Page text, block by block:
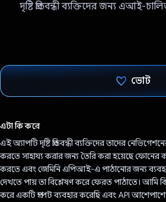
দৃষ্টি প্রতিবন্ধী ব্যক্তিদের জন্য এআই-
ভোট
এটা কি করে
এই অ্যাপটি দৃষ্টি প্রতিবন্ধী ব্যক্তিদের তাদের
করতে সাহায্য করার জন্য তৈরি করা হয়েছে ফোনের
করতে এবং জেমিনি এপিআই-এ পাঠানোর জন্য
দেখতে পায় তা বিশ্লেষণ করে ফেরত পাঠাতে। আমি
করে একটি প্রম্পট ব্যবহার করেছি এবং API